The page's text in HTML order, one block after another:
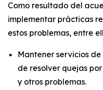
Como resultado del
implementar prácticas
estos problemas, entre
Mantener servicios
de resolver quejas
y otros problemas.